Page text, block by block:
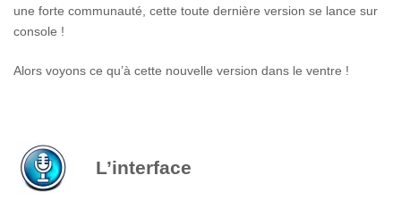
une forte communauté, cette toute dernière version se lance sur
console !
Alors voyons ce qu’à cette nouvelle version dans le ventre !
L’interface